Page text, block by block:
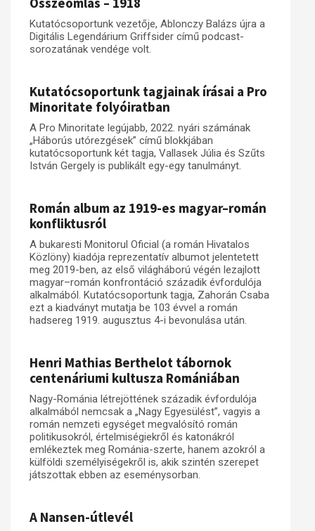
Kutatócsoportunk vezetője, Ablonczy Balázs újra a
Digitális Legendárium Griffsider című podcast-
sorozatának vendége volt.
Kutatócsoportunk tagjainak írásai a Pro
Minoritate folyóiratban
A Pro Minoritate legújabb, 2022. nyári számának
„Háborús utórezgések” című blokkjában
kutatócsoportunk két tagja, Vallasek Júlia és Szűts
István Gergely is publikált egy-egy tanulmányt.
Román album az 1919-es magyar–román
konfliktusról
A bukaresti Monitorul Oficial (a román Hivatalos
Közlöny) kiadója reprezentatív albumot jelentetett
meg 2019-ben, az első világháború végén lezajlott
magyar–román konfrontáció századik évfordulója
alkalmából. Kutatócsoportunk tagja, Zahorán Csaba
ezt a kiadványt mutatja be 103 évvel a román
hadsereg 1919. augusztus 4-i bevonulása után.
Henri Mathias Berthelot tábornok
centenáriumi kultusza Romániában
Nagy-Románia létrejöttének századik évfordulója
alkalmából nemcsak a „Nagy Egyesülést”, vagyis a
román nemzeti egységet megvalósító román
politikusokról, értelmiségiekről és katonákról
emlékeztek meg Románia-szerte, hanem azokról a
külföldi személyiségekről is, akik szintén szerepet
játszottak ebben az eseménysorban.
A Nansen-útlevél